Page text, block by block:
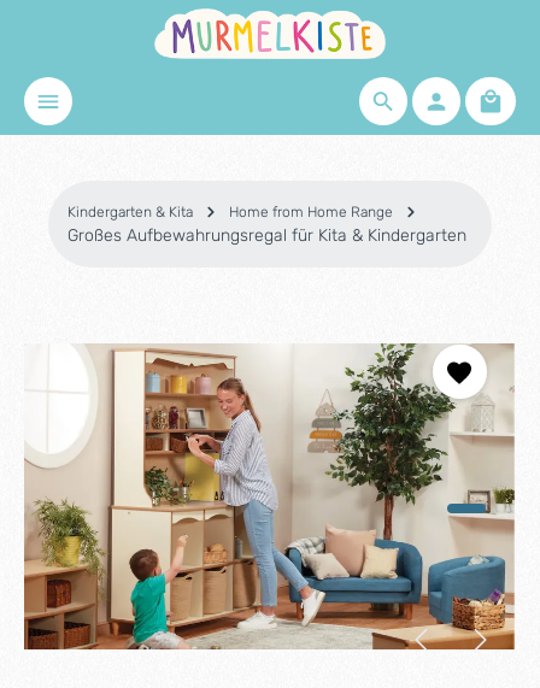
Zum Hauptinhalt springen
Kindergarten & Kita Home from Home Range
Großes Aufbewahrungsregal für Kita & Kindergarten